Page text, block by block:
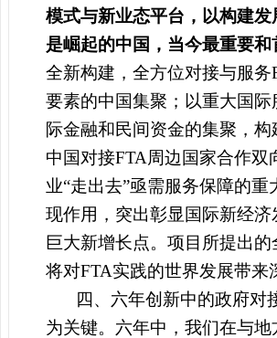
模式与新业态平台，以构建
是崛起的中国，当今最重要和
全新构建，全方位对接与服
要素的中国集聚；以重大国
际金融和民间资金的集聚，
中国对接FTA周边国家合作
业“走出去”亟需服务保障的
现作用，突出彰显国际新经
巨大新增长点。项目所提出
将对FTA实践的世界发展带来
四、六年创新中的政府对
为关键。六年中，我们在与